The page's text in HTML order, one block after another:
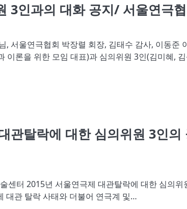
3인과의 대화 공지/ 서울연극
, 서울연극협회 박장렬 회장, 김태수 감사, 이동준
이론을 위한 모임 대표)과 심의위원 3인(김미혜,
관탈락에 대한 심의위원 3인
센터 2015년 서울연극제 대관탈락에 대한 심의
대관 탈락 사태와 더불어 연극계 및…